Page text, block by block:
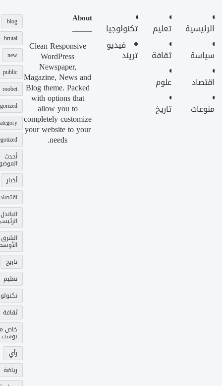
الرئيسية
سياسة
اقتصاد
منوعات
تعليم
ثقافة
علوم
تاريخ
تكنولوجيا
فيديو
تريند
About
Clean Responsive
WordPress
Newspaper,
Magazine, News and
Blog theme. Packed
with options that
allow you to
completely customize
your website to your
needs.
blog
brutal
new
public
roobet
أحدث
أخبار
اقتصاد
الباندل
الشرق
تاريخ
تعليم
ثقافة
خاص
بوست
رأي
رياضة